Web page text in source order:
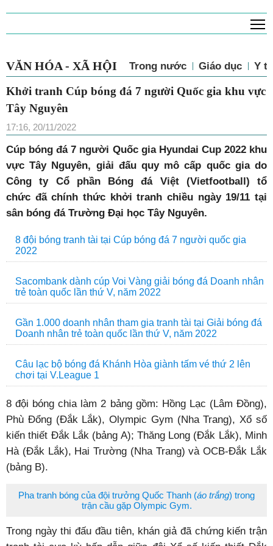
VĂN HÓA - XÃ HỘI Trong nước Giáo dục Y tế
Khởi tranh Cúp bóng đá 7 người Quốc gia khu vực
Tây Nguyên
17:16, 20/11/2022
Cúp bóng đá 7 người Quốc gia Hyundai Cup 2022 khu
vực Tây Nguyên, giải đấu quy mô cấp quốc gia do
Công ty Cổ phần Bóng đá Việt (Vietfootball) tổ
chức đã chính thức khởi tranh chiều ngày 19/11 tại
sân bóng đá Trường Đại học Tây Nguyên.
8 đội bóng tranh tài tại Cúp bóng đá 7 người quốc gia
2022
Sacombank dành cúp Voi Vàng giải bóng đá Doanh nhân
trẻ toàn quốc lần thứ V, năm 2022
Gần 1.000 doanh nhân tham gia tranh tài tại Giải bóng đá
Doanh nhân trẻ toàn quốc lần thứ V, năm 2022
Câu lạc bộ bóng đá Khánh Hòa giành tấm vé thứ 2 lên
chơi tại V.League 1
8 đội bóng chia làm 2 bảng gồm: Hồng Lạc (Lâm Đồng),
Phù Đổng (Đắk Lắk), Olympic Gym (Nha Trang), Xổ số
kiến thiết Đắk Lắk (bảng A); Thăng Long (Đắk Lắk), Minh
Hà (Đắk Lắk), Hai Trường (Nha Trang) và OCB-Đắk Lắk
(bảng B).
Pha tranh bóng của đội trưởng Quốc Thanh (áo trắng) trong
trận cầu gặp Olympic Gym.
Trong ngày thi đấu đầu tiên, khán giả đã chứng kiến trận